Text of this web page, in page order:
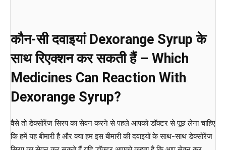
कौन-सी दवाइयां Dexorange Syrup के
साथ रिएक्शन कर सकती हैं – Which
Medicines Can Reaction With
Dexorange Syrup?
वैसे तो डेक्सोरेंज सिरप का सेवन करने से पहले आपको डॉक्टर से पूछ लेना चाहिए
कि हमें यह बीमारी है और क्या हम इस बीमारी की दवाइयों के साथ-साथ डेक्सोरेंज